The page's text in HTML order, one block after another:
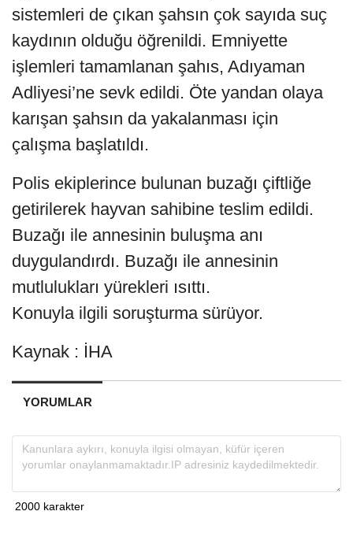
sistemleri de çıkan şahsın çok sayıda suç
kaydının olduğu öğrenildi. Emniyette
işlemleri tamamlanan şahıs, Adıyaman
Adliyesi’ne sevk edildi. Öte yandan olaya
karışan şahsın da yakalanması için
çalışma başlatıldı.
Polis ekiplerince bulunan buzağı çiftliğe
getirilerek hayvan sahibine teslim edildi.
Buzağı ile annesinin buluşma anı
duygulandırdı. Buzağı ile annesinin
mutlulukları yürekleri ısıttı.
Konuyla ilgili soruşturma sürüyor.
Kaynak : İHA
YORUMLAR